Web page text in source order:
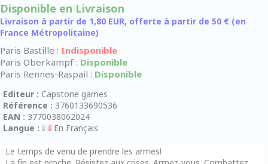
Disponible en Livraison
Livraison à partir de 1,80 EUR, offerte à partir de 50 € (en
France Métropolitaine)
Paris Bastille : Indisponible
Paris Oberkampf : Disponible
Paris Rennes-Raspail : Disponible
Editeur : Capstone games
Référence : 3760133690536
EAN : 3770038062024
Langue :
En Français
Le temps de venu de prendre les armes!